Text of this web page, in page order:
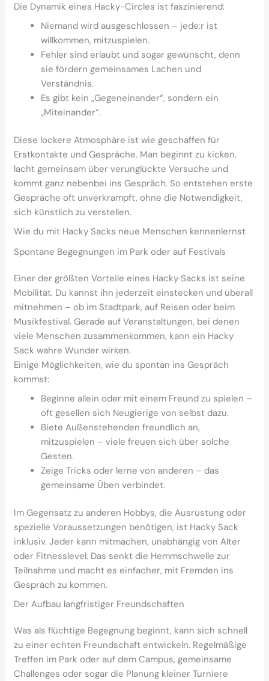
Die Dynamik eines Hacky-Circles ist faszinierend:
Niemand wird ausgeschlossen – jede:r ist
willkommen, mitzuspielen.
Fehler sind erlaubt und sogar gewünscht, denn
sie fördern gemeinsames Lachen und
Verständnis.
Es gibt kein „Gegeneinander“, sondern ein
„Miteinander“.
Diese lockere Atmosphäre ist wie geschaffen für
Erstkontakte und Gespräche. Man beginnt zu kicken,
lacht gemeinsam über verunglückte Versuche und
kommt ganz nebenbei ins Gespräch. So entstehen erste
Gespräche oft unverkrampft, ohne die Notwendigkeit,
sich künstlich zu verstellen.
Wie du mit Hacky Sacks neue Menschen kennenlernst
Spontane Begegnungen im Park oder auf Festivals
Einer der größten Vorteile eines Hacky Sacks ist seine
Mobilität. Du kannst ihn jederzeit einstecken und überall
mitnehmen – ob im Stadtpark, auf Reisen oder beim
Musikfestival. Gerade auf Veranstaltungen, bei denen
viele Menschen zusammenkommen, kann ein Hacky
Sack wahre Wunder wirken.
Einige Möglichkeiten, wie du spontan ins Gespräch
kommst:
Beginne allein oder mit einem Freund zu spielen –
oft gesellen sich Neugierige von selbst dazu.
Biete Außenstehenden freundlich an,
mitzuspielen – viele freuen sich über solche
Gesten.
Zeige Tricks oder lerne von anderen – das
gemeinsame Üben verbindet.
Im Gegensatz zu anderen Hobbys, die Ausrüstung oder
spezielle Voraussetzungen benötigen, ist Hacky Sack
inklusiv. Jeder kann mitmachen, unabhängig von Alter
oder Fitnesslevel. Das senkt die Hemmschwelle zur
Teilnahme und macht es einfacher, mit Fremden ins
Gespräch zu kommen.
Der Aufbau langfristiger Freundschaften
Was als flüchtige Begegnung beginnt, kann sich schnell
zu einer echten Freundschaft entwickeln. Regelmäßige
Treffen im Park oder auf dem Campus, gemeinsame
Challenges oder sogar die Planung kleiner Turniere